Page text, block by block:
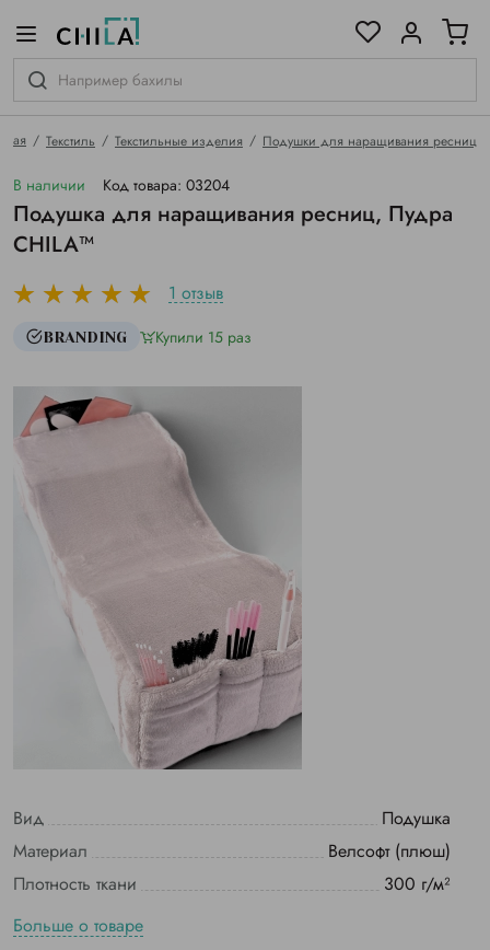
Текстиль Текстильные изделия Подушки для наращивания ресниц
В наличии Код товара: 03204
Подушка для наращивания ресниц, Пудра
CHILA™
1 отзыв
BRANDING Купили 15 раз
Вид
Подушка
Материал
Велсофт (плюш)
Плотность ткани
300 г/м²
Больше о товаре
гамме